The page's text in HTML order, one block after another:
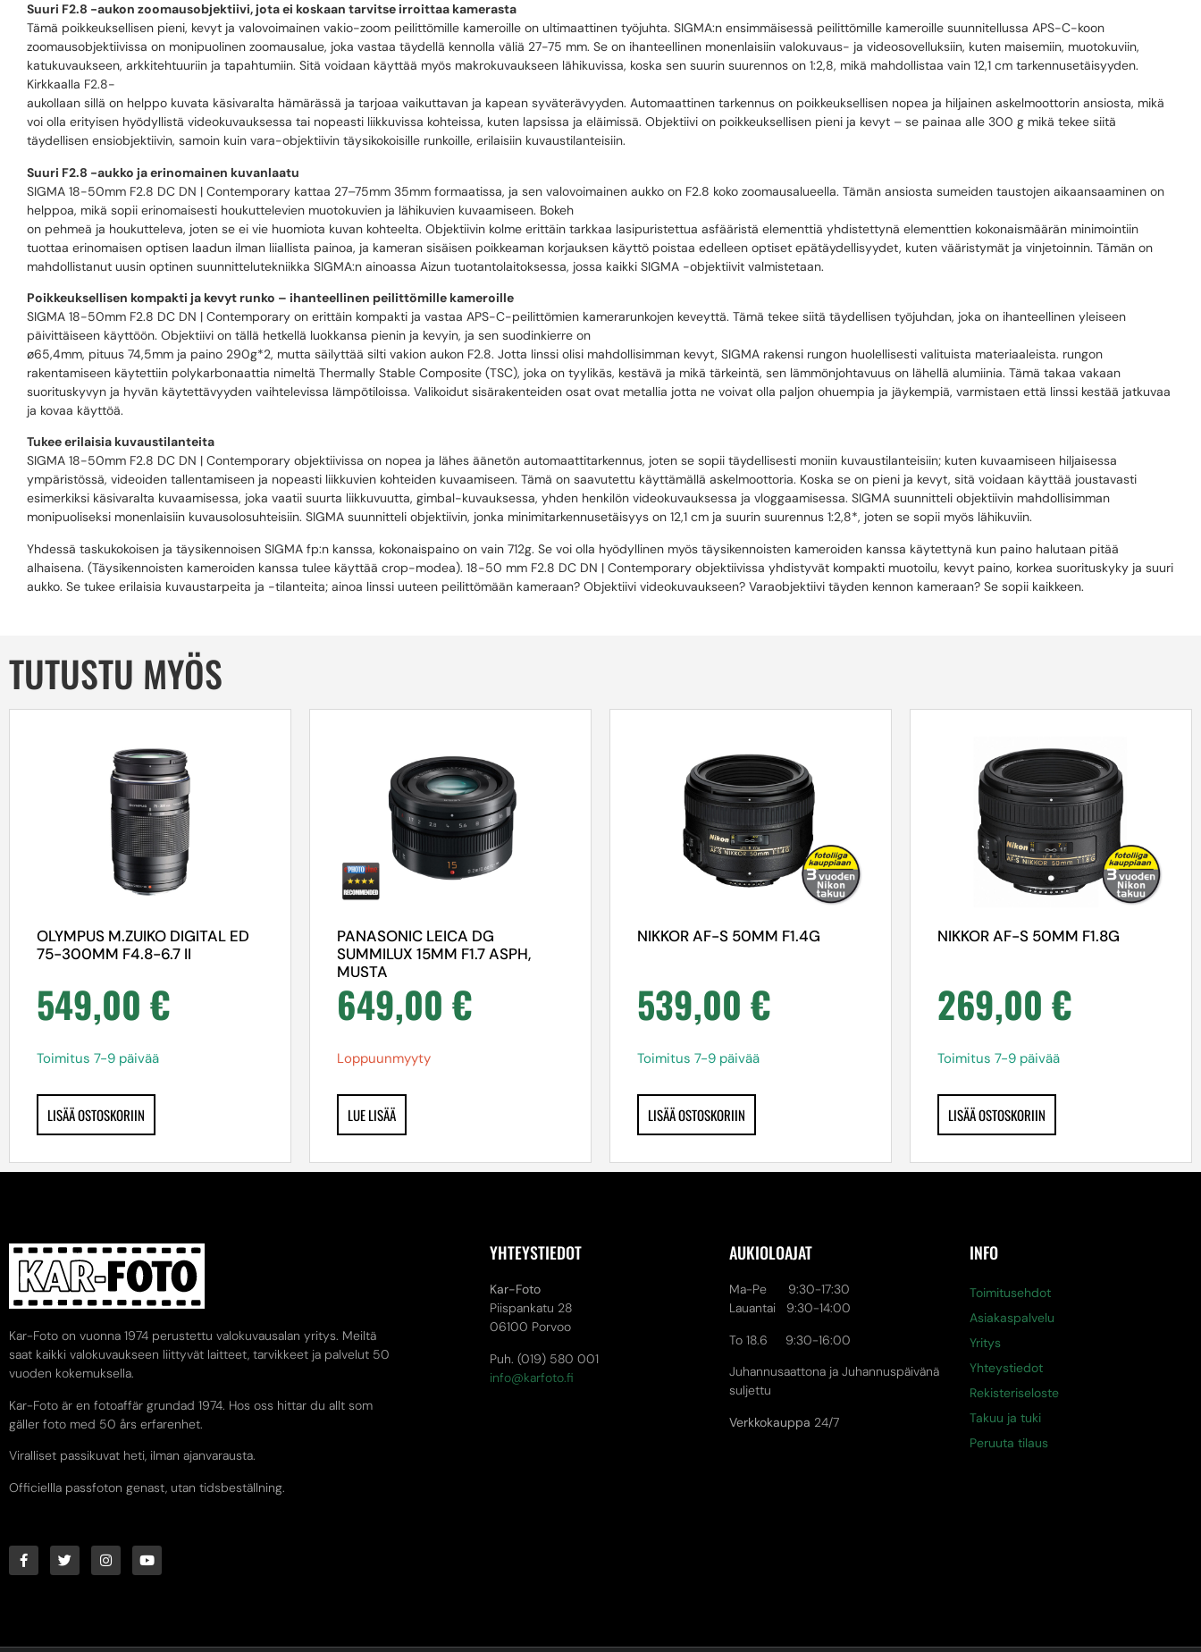
Suuri F2.8 -aukon zoomausobjektiivi, jota ei koskaan tarvitse irroittaa kamerasta
Tämä poikkeuksellisen pieni, kevyt ja valovoimainen vakio-zoom peilittömille kameroille on ultimaattinen työjuhta. SIGMA:n ensimmäisessä peilittömille kameroille suunnitellussa APS-C-koon
zoomausobjektiivissa on monipuolinen zoomausalue, joka vastaa täydellä kennolla väliä 27-75 mm. Se on ihanteellinen monenlaisiin valokuvaus- ja videosovelluksiin, kuten maisemiin, muotokuviin,
katukuvaukseen, arkkitehtuuriin ja tapahtumiin. Sitä voidaan käyttää myös makrokuvaukseen lähikuvissa, koska sen suurin suurennos on 1:2,8, mikä mahdollistaa vain 12,1 cm tarkennusetäisyyden.
Kirkkaalla F2.8-
aukollaan sillä on helppo kuvata käsivaralta hämärässä ja tarjoaa vaikuttavan ja kapean syväterävyyden. Automaattinen tarkennus on poikkeuksellisen nopea ja hiljainen askelmoottorin ansiosta, mikä
voi olla erityisen hyödyllistä videokuvauksessa tai nopeasti liikkuvissa kohteissa, kuten lapsissa ja eläimissä. Objektiivi on poikkeuksellisen pieni ja kevyt – se painaa alle 300 g mikä tekee siitä
täydellisen ensiobjektiivin, samoin kuin vara-objektiivin täysikokoisille runkoille, erilaisiin kuvaustilanteisiin.
Suuri F2.8 -aukko ja erinomainen kuvanlaatu
SIGMA 18-50mm F2.8 DC DN | Contemporary kattaa 27–75mm 35mm formaatissa, ja sen valovoimainen aukko on F2.8 koko zoomausalueella. Tämän ansiosta sumeiden taustojen aikaansaaminen on
helppoa, mikä sopii erinomaisesti houkuttelevien muotokuvien ja lähikuvien kuvaamiseen. Bokeh
on pehmeä ja houkutteleva, joten se ei vie huomiota kuvan kohteelta. Objektiivin kolme erittäin tarkkaa lasipuristettua asfääristä elementtiä yhdistettynä elementtien kokonaismäärän minimointiin
tuottaa erinomaisen optisen laadun ilman liiallista painoa, ja kameran sisäisen poikkeaman korjauksen käyttö poistaa edelleen optiset epätäydellisyydet, kuten vääristymät ja vinjetoinnin. Tämän on
mahdollistanut uusin optinen suunnittelutekniikka SIGMA:n ainoassa Aizun tuotantolaitoksessa, jossa kaikki SIGMA -objektiivit valmistetaan.
Poikkeuksellisen kompakti ja kevyt runko – ihanteellinen peilittömille kameroille
SIGMA 18-50mm F2.8 DC DN | Contemporary on erittäin kompakti ja vastaa APS-C-peilittömien kamerarunkojen keveyttä. Tämä tekee siitä täydellisen työjuhdan, joka on ihanteellinen yleiseen
päivittäiseen käyttöön. Objektiivi on tällä hetkellä luokkansa pienin ja kevyin, ja sen suodinkierre on
ø65,4mm, pituus 74,5mm ja paino 290g*2, mutta säilyttää silti vakion aukon F2.8. Jotta linssi olisi mahdollisimman kevyt, SIGMA rakensi rungon huolellisesti valituista materiaaleista. rungon
rakentamiseen käytettiin polykarbonaattia nimeltä Thermally Stable Composite (TSC), joka on tyylikäs, kestävä ja mikä tärkeintä, sen lämmönjohtavuus on lähellä alumiinia. Tämä takaa vakaan
suorituskyvyn ja hyvän käytettävyyden vaihtelevissa lämpötiloissa. Valikoidut sisärakenteiden osat ovat metallia jotta ne voivat olla paljon ohuempia ja jäykempiä, varmistaen että linssi kestää jatkuvaa
ja kovaa käyttöä.
Tukee erilaisia kuvaustilanteita
SIGMA 18-50mm F2.8 DC DN | Contemporary objektiivissa on nopea ja lähes äänetön automaattitarkennus, joten se sopii täydellisesti moniin kuvaustilanteisiin; kuten kuvaamiseen hiljaisessa
ympäristössä, videoiden tallentamiseen ja nopeasti liikkuvien kohteiden kuvaamiseen. Tämä on saavutettu käyttämällä askelmoottoria. Koska se on pieni ja kevyt, sitä voidaan käyttää joustavasti
esimerkiksi käsivaralta kuvaamisessa, joka vaatii suurta liikkuvuutta, gimbal-kuvauksessa, yhden henkilön videokuvauksessa ja vloggaamisessa. SIGMA suunnitteli objektiivin mahdollisimman
monipuoliseksi monenlaisiin kuvausolosuhteisiin. SIGMA suunnitteli objektiivin, jonka minimitarkennusetäisyys on 12,1 cm ja suurin suurennus 1:2,8*, joten se sopii myös lähikuviin.
Yhdessä taskukokoisen ja täysikennoisen SIGMA fp:n kanssa, kokonaispaino on vain 712g. Se voi olla hyödyllinen myös täysikennoisten kameroiden kanssa käytettynä kun paino halutaan pitää
alhaisena. (Täysikennoisten kameroiden kanssa tulee käyttää crop-modea). 18-50 mm F2.8 DC DN | Contemporary objektiivissa yhdistyvät kompakti muotoilu, kevyt paino, korkea suorituskyky ja suuri
aukko. Se tukee erilaisia kuvaustarpeita ja -tilanteita; ainoa linssi uuteen peilittömään kameraan? Objektiivi videokuvaukseen? Varaobjektiivi täyden kennon kameraan? Se sopii kaikkeen.
TUTUSTU MYÖS
OLYMPUS M.ZUIKO DIGITAL ED
75-300MM F4.8-6.7 II
549,00 €
Toimitus 7-9 päivää
LISÄÄ OSTOSKORIIN
PANASONIC LEICA DG
SUMMILUX 15MM F1.7 ASPH,
MUSTA
649,00 €
Loppuunmyyty
LUE LISÄÄ
NIKKOR AF-S 50MM F1.4G
539,00 €
Toimitus 7-9 päivää
LISÄÄ OSTOSKORIIN
NIKKOR AF-S 50MM F1.8G
269,00 €
Toimitus 7-9 päivää
LISÄÄ OSTOSKORIIN
Kar-Foto on vuonna 1974 perustettu valokuvausalan yritys. Meiltä
saat kaikki valokuvaukseen liittyvät laitteet, tarvikkeet ja palvelut 50
vuoden kokemuksella.
Kar-Foto är en fotoaffär grundad 1974. Hos oss hittar du allt som
gäller foto med 50 års erfarenhet.
Viralliset passikuvat heti, ilman ajanvarausta.
Officiellla passfoton genast, utan tidsbeställning.
YHTEYSTIEDOT
Kar-Foto
Piispankatu 28
06100 Porvoo
Puh. (019) 580 001
info@karfoto.fi
AUKIOLOAJAT
Ma-Pe 9:30-17:30
Lauantai 9:30-14:00
To 18.6 9:30-16:00
Juhannusaattona ja Juhannuspäivänä
suljettu
Verkkokauppa 24/7
INFO
Toimitusehdot
Asiakaspalvelu
Yritys
Yhteystiedot
Rekisteriseloste
Takuu ja tuki
Peruuta tilaus